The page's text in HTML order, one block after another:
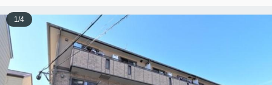
1/4